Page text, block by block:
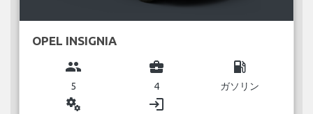
OPEL INSIGNIA
group
5
business_center
4
local_gas_station
ガソリン
miscellaneous_services login